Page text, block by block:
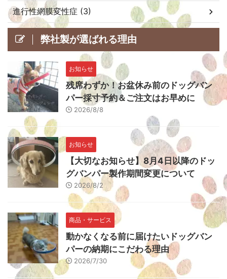
進行性網膜変性症 (3)
弊社製が選ばれる理由
お知らせ
残席わずか！お盆休み前のドッグバン
パー採寸予約＆ご注文はお早めに
2026/8/8
お知らせ
【大切なお知らせ】8月4日以降のドッ
グバンパー製作期間変更について
2026/8/2
商品・サービス
動かなくなる前に届けたいドッグバン
パーの納期にこだわる理由
2026/7/30